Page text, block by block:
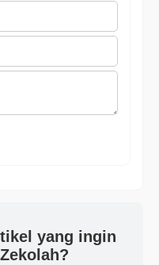
yang ingin